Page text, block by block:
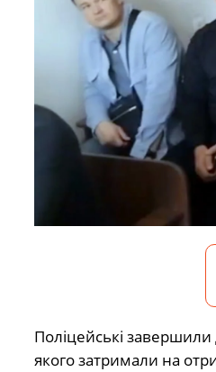
Поліцейські завершили
якого затримали на